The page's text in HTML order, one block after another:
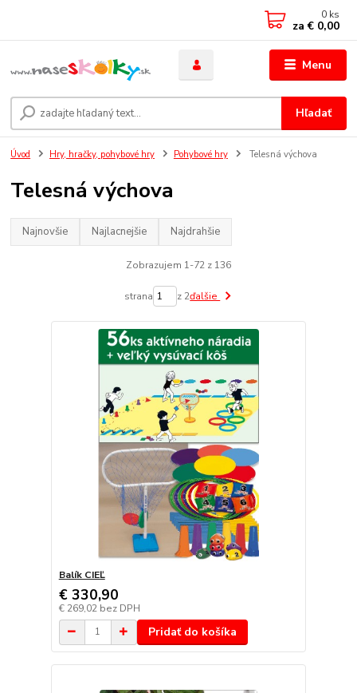
Menu
Hľadať
0 ks
za € 0,00
Úvod Hry, hračky, pohybové hry Pohybové hry Telesná výchova
Telesná výchova
Najnovšie Najlacnejšie Najdrahšie
Zobrazujem 1-72 z 136
strana z 2ďalšie
Balík CIEĽ
€ 330,90
€ 269,02 bez DPH
Pridať do košíka